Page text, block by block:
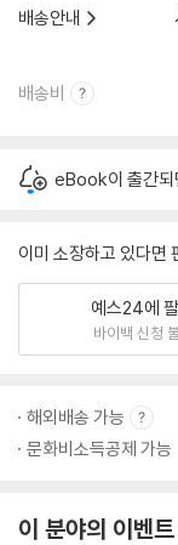
배송안내
배송비
eBook이 출간되
이미 소장하고 있다면
예스24에
바이백 신청
해외배송 가능
문화비소득공제 가능
이 분야의 이벤트